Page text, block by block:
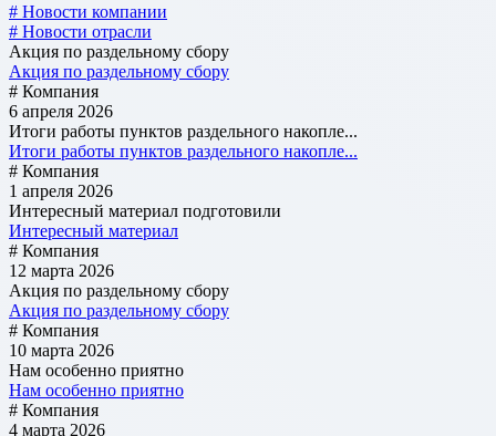
# Новости компании
# Новости отрасли
Акция по раздельному сбору
Акция по раздельному сбору
# Компания
6 апреля 2026
Итоги работы пунктов раздельного накопле...
Итоги работы пунктов раздельного накопле...
# Компания
1 апреля 2026
Интересный материал подготовили
Интересный материал
# Компания
12 марта 2026
Акция по раздельному сбору
Акция по раздельному сбору
# Компания
10 марта 2026
Нам особенно приятно
Нам особенно приятно
# Компания
4 марта 2026